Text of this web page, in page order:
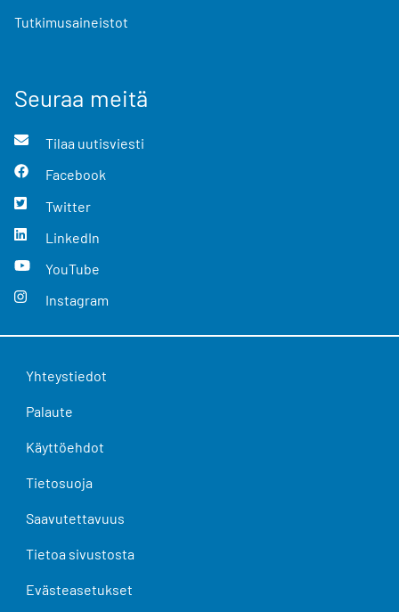
Tutkimusaineistot
Seuraa meitä
Tilaa uutisviesti
Facebook
Twitter
LinkedIn
YouTube
Instagram
Yhteystiedot
Palaute
Käyttöehdot
Tietosuoja
Saavutettavuus
Tietoa sivustosta
Evästeasetukset